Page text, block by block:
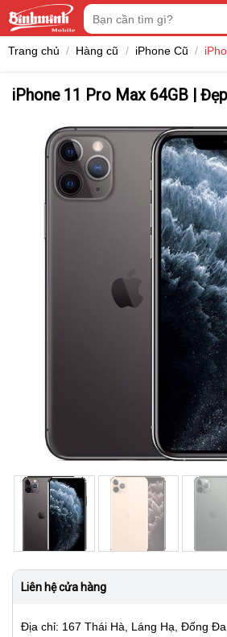
Tìm
kiếm:
Trang chủ / Hàng cũ / iPhone Cũ /
iPhone 11 Pro Max 64GB |
Liên hệ cửa hàng
Địa chỉ: 167 Thái Hà, Láng Hạ, Đống